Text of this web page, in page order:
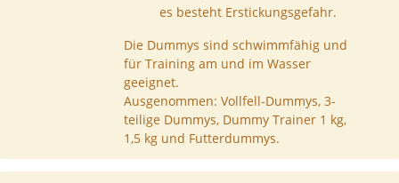
es besteht Erstickungsgefahr.
Die Dummys sind schwimmfähig und
für Training am und im Wasser
geeignet.
Ausgenommen: Vollfell-Dummys, 3-
teilige Dummys, Dummy Trainer 1 kg,
1,5 kg und Futterdummys.